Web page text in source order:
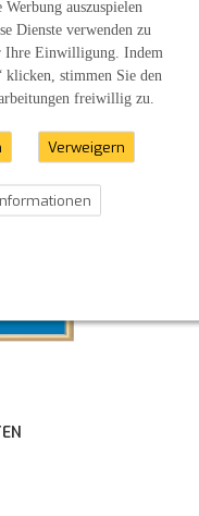
auszuspielen
Dienste verwenden zu
Ihre Einwilligung. Indem
klicken, stimmen Sie den
freiwillig zu.
Verweigern